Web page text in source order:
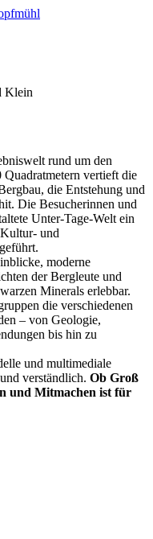
Klein
rund um den
vertieft die
die Entstehung und
Die Besucherinnen und
Unter-Tage-Welt ein
und
moderne
der Bergleute und
Minerals erlebbar.
die verschiedenen
– von Geologie,
bis hin zu
und multimediale
verständlich. Ob Groß
und Mitmachen ist für